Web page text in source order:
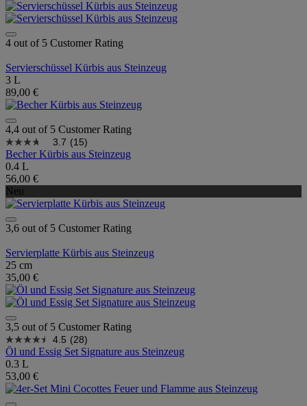
4 out of 5 Customer Rating
Servierschüssel Kürbis aus Steinzeug
3 L
89,00 €
4,4 out of 5 Customer Rating
3.7 (15)
Becher Kürbis aus Steinzeug
0.4 L
56,00 €
Neu
3,6 out of 5 Customer Rating
Servierplatte Kürbis aus Steinzeug
25 cm
35,00 €
3,5 out of 5 Customer Rating
4.5 (28)
Öl und Essig Set Signature aus Steinzeug
0.3 L
53,00 €